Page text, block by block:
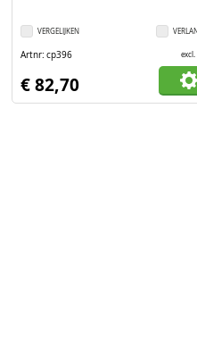
VERGELIJKEN
Artnr cp396
€ 82,70